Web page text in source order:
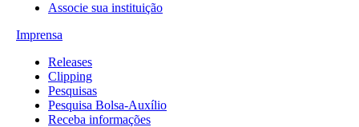
Associe sua instituição
Imprensa
Releases
Clipping
Pesquisas
Pesquisa Bolsa-Auxílio
Receba informações